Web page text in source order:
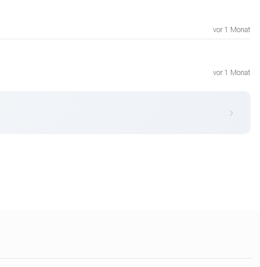
vor 1 Monat
vor 1 Monat